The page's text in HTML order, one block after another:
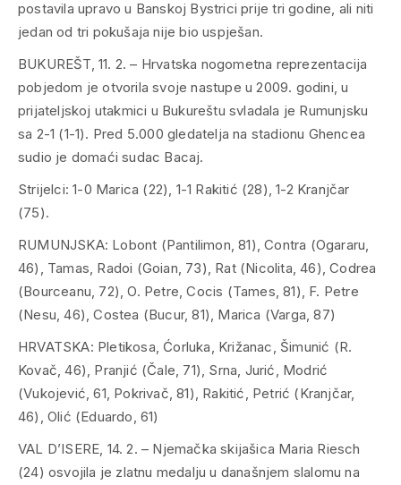
postavila upravo u Banskoj Bystrici prije tri godine, ali niti
jedan od tri pokušaja nije bio uspješan.
BUKUREŠT, 11. 2. – Hrvatska nogometna reprezentacija
pobjedom je otvorila svoje nastupe u 2009. godini, u
prijateljskoj utakmici u Bukureštu svladala je Rumunjsku
sa 2-1 (1-1). Pred 5.000 gledatelja na stadionu Ghencea
sudio je domaći sudac Bacaj.
Strijelci: 1-0 Marica (22), 1-1 Rakitić (28), 1-2 Kranjčar
(75).
RUMUNJSKA: Lobont (Pantilimon, 81), Contra (Ogararu,
46), Tamas, Radoi (Goian, 73), Rat (Nicolita, 46), Codrea
(Bourceanu, 72), O. Petre, Cocis (Tames, 81), F. Petre
(Nesu, 46), Costea (Bucur, 81), Marica (Varga, 87)
HRVATSKA: Pletikosa, Ćorluka, Križanac, Šimunić (R.
Kovač, 46), Pranjić (Čale, 71), Srna, Jurić, Modrić
(Vukojević, 61, Pokrivač, 81), Rakitić, Petrić (Kranjčar,
46), Olić (Eduardo, 61)
VAL D’ISERE, 14. 2. – Njemačka skijašica Maria Riesch
(24) osvojila je zlatnu medalju u današnjem slalomu na